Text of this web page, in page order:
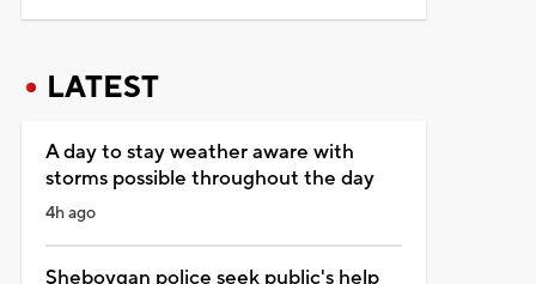
LATEST
A day to stay weather aware with
storms possible throughout the day
4h ago
Sheboygan police seek public's help